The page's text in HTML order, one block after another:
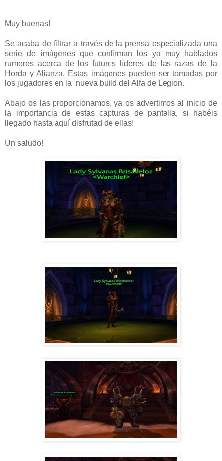
Muy buenas!
Se acaba de filtrar a través de la prensa especializada una
serie de imágenes que confirman los ya muy hablados
rumores acerca de los futuros líderes de las razas de la
Horda y Alianza. Estas imágenes pueden ser tomadas por
los jugadores en la nueva build del Alfa de Legion.
Abajo os las proporcionamos, ya os advertimos al inicio de
la importancia de estas capturas de pantalla, si habéis
llegado hasta aquí disfrutad de ellas!
Un saludo!